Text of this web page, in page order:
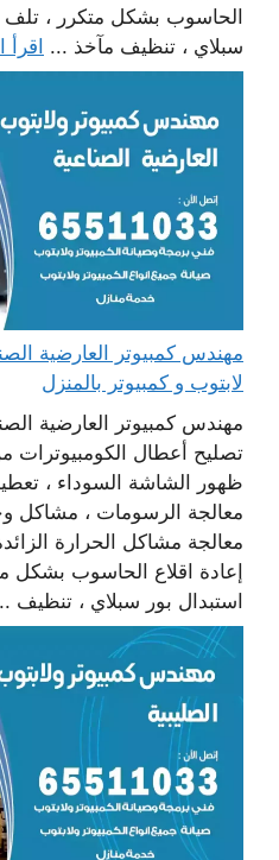
الحاسوب بشكل متكرر ، تلف
سبلاي ، تنظيف مآخذ ... اقرأ
لابتوب و كمبيوتر بالمنزل
مهندس كمبيوتر العارضية
تصليح أعطال الكومبيوترات
ظهور الشاشة السوداء ،
معالجة الرسومات ، مشاكل
معالجة مشاكل الحرارة
إعادة اقلاع الحاسوب بشكل
استبدال بور سبلاي ، تنظيف